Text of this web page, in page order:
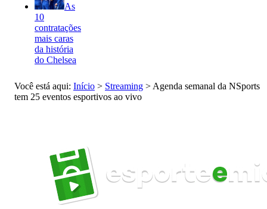
As
10
contratações
mais caras
da história
do Chelsea
Você está aqui: Início > Streaming > Agenda semanal da NSports
tem 25 eventos esportivos ao vivo